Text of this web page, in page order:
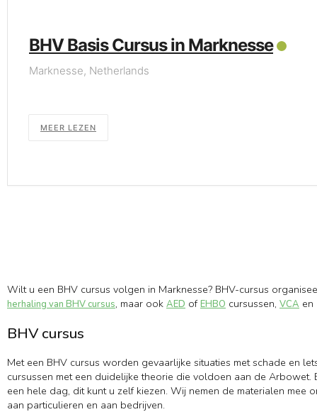
BHV Basis Cursus in Marknesse
Marknesse, Netherlands
MEER LEZEN
Wilt u een BHV cursus volgen in Marknesse? BHV-cursus
herhaling van BHV cursus, maar ook AED ofEHBO cursussen, VCA en
BHV cursus
Met een BHV cursus worden gevaarlijke situaties met schade en
cursussen met een duidelijke theorie die voldoen aan de
een hele dag, dit kunt u zelf kiezen. Wij nemen de materialen
aan particulieren en aan bedrijven.